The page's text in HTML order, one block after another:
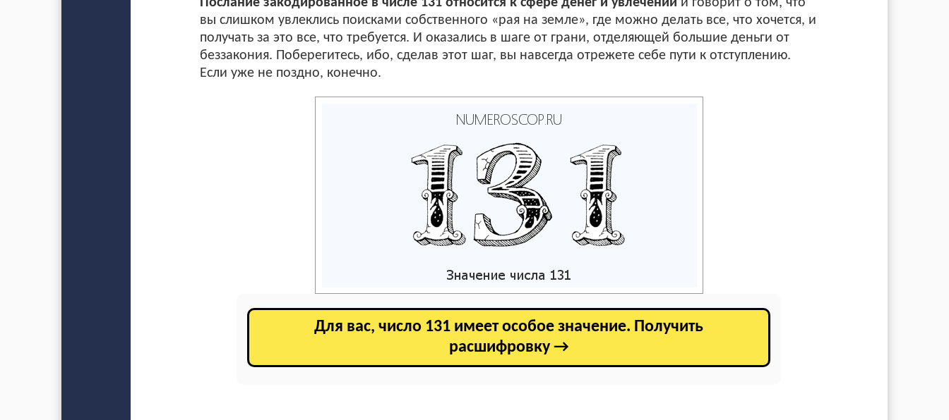
Послание закодированное в числе 131 относится к сфере денег и увлечений и говорит о том, что
вы слишком увлеклись поисками собственного «рая на земле», где можно делать все, что хочется, и
получать за это все, что требуется. И оказались в шаге от грани, отделяющей большие деньги от
беззакония. Поберегитесь, ибо, сделав этот шаг, вы навсегда отрежете себе пути к отступлению.
Если уже не поздно, конечно.
Для вас, число 131 имеет особое значение. Получить
расшифровку →